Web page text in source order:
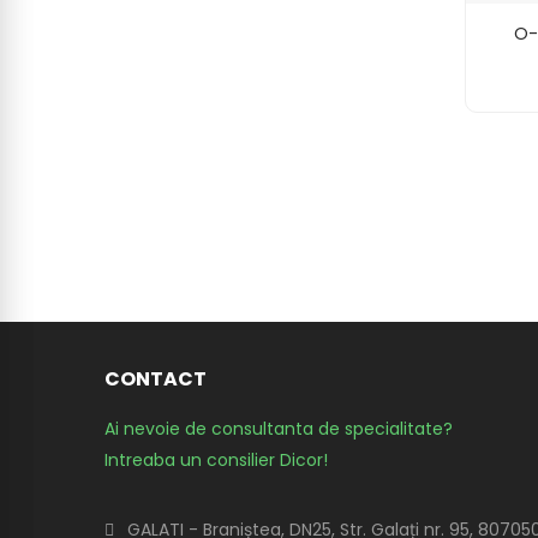
O-
CONTACT
Ai nevoie de consultanta de specialitate?
Intreaba un consilier Dicor!
GALATI - Braniștea, DN25, Str. Galați nr. 95,